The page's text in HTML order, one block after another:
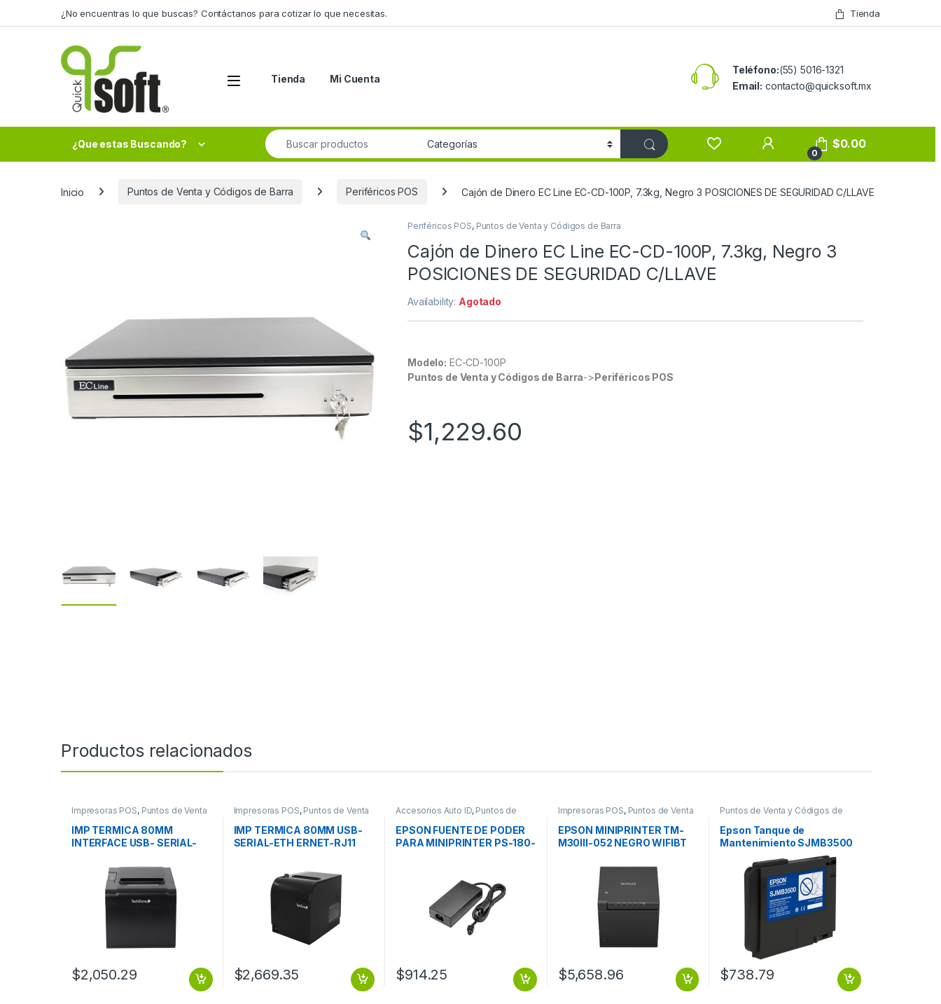
¿No encuentras lo que buscas? Contáctanos para cotizar lo que necesitas. Tienda
Tienda Mi Cuenta
Teléfono:(55) 5016-1321
Email: contacto@quicksoft.mx
¿Que estas Buscando?
Search for:
0
$0.00
Inicio Puntos de Venta y Códigos de Barra Periféricos POS Cajón de Dinero EC Line EC-CD-100P, 7.3kg, Negro 3 POSICIONES DE SEGURIDAD C/LLAVE
Periféricos POS, Puntos de Venta y Códigos de Barra
Cajón de Dinero EC Line EC-CD-100P, 7.3kg, Negro 3
POSICIONES DE SEGURIDAD C/LLAVE
Availability: Agotado
Modelo: EC-CD-100P
Puntos de Venta y Códigos de Barra->Periféricos POS
$1,229.60
Productos relacionados
Impresoras POS, Puntos de Venta
y Códigos de Barra
IMP TERMICA 80MM
INTERFACE USB- SERIAL-
CORTADOR AU
$2,050.29
Impresoras POS, Puntos de Venta
y Códigos de Barra
IMP TERMICA 80MM USB-
SERIAL-ETH ERNET-RJ11
$2,669.35
Accesorios Auto ID, Puntos de
Venta y Códigos de Barra
EPSON FUENTE DE PODER
PARA MINIPRINTER PS-180-
$914.25
Impresoras POS, Puntos de Venta
y Códigos de Barra
EPSON MINIPRINTER TM-
M30III-052 NEGRO WIFIBT
$5,658.96
Puntos de Venta y Códigos de
Suministros POS Retail y
Auto ID
Epson Tanque de
Mantenimiento SJMB3500
para ColorWorks C3500
PARA TM-C3500
(SJMB3500)
$738.79